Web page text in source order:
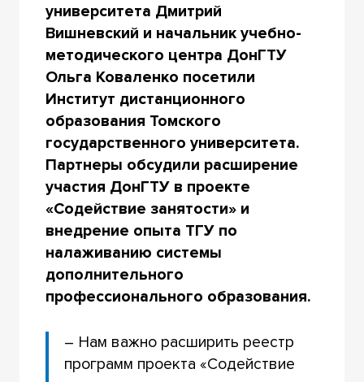
университета Дмитрий
Вишневский и начальник учебно-
методического центра ДонГТУ
Ольга Коваленко посетили
Институт дистанционного
образования Томского
государственного университета.
Партнеры обсудили расширение
участия ДонГТУ в проекте
«Содействие занятости» и
внедрение опыта ТГУ по
налаживанию системы
дополнительного
профессионального образования.
– Нам важно расширить реестр
программ проекта «Содействие